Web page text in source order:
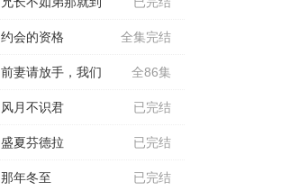
全集完结
约会的资格
全86集
前妻请放手，我们
已完结
风月不识君
已完结
盛夏芬德拉
已完结
那年冬至